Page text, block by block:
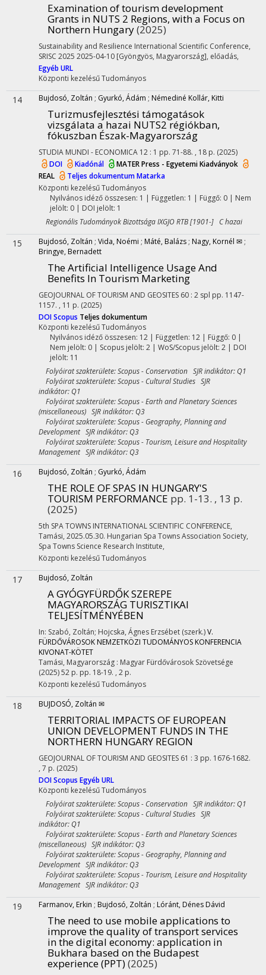
Examination of tourism development
Grants in NUTS 2 Regions, with a Focus on
Northern Hungary(2025)
Sustainability and Resilience International Scientific Conference,
SRISC 2025 2025-04-10 [Gyöngyös, Magyarország], előadás,
Egyéb URL
Központi kezelésűTudományos
14 Bujdosó, Zoltán ; Gyurkó, Ádám ; Némediné Kollár, Kitti
Turizmusfejlesztési támogatások
vizsgálata a hazai NUTS2 régiókban,
fókuszban Észak-Magyarország
STUDIA MUNDI - ECONOMICA 12 : 1 pp. 71-88. , 18 p. (2025)
DOI
Kiadónál
MATER Press - Egyetemi Kiadványok
REAL
Teljes dokumentumMatarka
Központi kezelésűTudományos
Nyilvános idéző összesen: 1 | Független: 1 | Függő: 0 | Nem
jelölt: 0 | DOI jelölt: 1
Regionális Tudományok Bizottsága IXGJO RTB [1901-] C hazai
15 Bujdosó, Zoltán ; Vida, Noémi ; Máté, Balázs ; Nagy, Kornél ✉ ;
Bringye, Bernadett
The Artificial Intelligence Usage And
Benefits In Tourism Marketing
GEOJOURNAL OF TOURISM AND GEOSITES 60 : 2 spl pp. 1147-
1157. , 11 p. (2025)
DOIScopus Teljes dokumentum
Központi kezelésűTudományos
Nyilvános idéző összesen: 12| Független: 12 | Függő: 0 |
Nem jelölt: 0 | Scopus jelölt: 2 | WoS/Scopus jelölt: 2 | DOI
jelölt: 11
Folyóirat szakterülete: Scopus - Conservation SJR indikátor: Q1
Folyóirat szakterülete: Scopus - Cultural Studies SJR
indikátor: Q1
Folyóirat szakterülete: Scopus - Earth and Planetary Sciences
(miscellaneous) SJR indikátor: Q3
Folyóirat szakterülete: Scopus - Geography, Planning and
Development SJR indikátor: Q3
Folyóirat szakterülete: Scopus - Tourism, Leisure and Hospitality
Management SJR indikátor: Q3
16 Bujdosó, Zoltán ; Gyurkó, Ádám
THE ROLE OF SPAS IN HUNGARY'S
TOURISM PERFORMANCE pp. 1-13. , 13 p.
(2025)
5th SPA TOWNS INTERNATIONAL SCIENTIFIC CONFERENCE,
Tamási, 2025.05.30. Hungarian Spa Towns Association Society,
Spa Towns Science Research Institute,
Központi kezelésűTudományos
17 Bujdosó, Zoltán
A GYÓGYFÜRDŐK SZEREPE
MAGYARORSZÁG TURISZTIKAI
TELJESÍTMÉNYÉBEN
In: Szabó, Zoltán; Hojcska, Ágnes Erzsébet (szerk.)V.
FÜRDŐVÁROSOK NEMZETKÖZI TUDOMÁNYOS KONFERENCIA
KIVONAT-KÖTET
Tamási, Magyarország : Magyar Fürdővárosok Szövetsége
(2025)52 p. pp. 18-19. , 2 p.
Központi kezelésűTudományos
18 BUJDOSÓ, Zoltán ✉
TERRITORIAL IMPACTS OF EUROPEAN
UNION DEVELOPMENT FUNDS IN THE
NORTHERN HUNGARY REGION
GEOJOURNAL OF TOURISM AND GEOSITES 61 : 3 pp. 1676-1682.
, 7 p. (2025)
DOIScopus Egyéb URL
Központi kezelésűTudományos
Folyóirat szakterülete: Scopus - Conservation SJR indikátor: Q1
Folyóirat szakterülete: Scopus - Cultural Studies SJR
indikátor: Q1
Folyóirat szakterülete: Scopus - Earth and Planetary Sciences
(miscellaneous) SJR indikátor: Q3
Folyóirat szakterülete: Scopus - Geography, Planning and
Development SJR indikátor: Q3
Folyóirat szakterülete: Scopus - Tourism, Leisure and Hospitality
Management SJR indikátor: Q3
19 Farmanov, Erkin ; Bujdosó, Zoltán ; Lóránt, Dénes Dávid
The need to use mobile applications to
improve the quality of transport services
in the digital economy: application in
Bukhara based on the Budapest
experience (PPT)(2025)